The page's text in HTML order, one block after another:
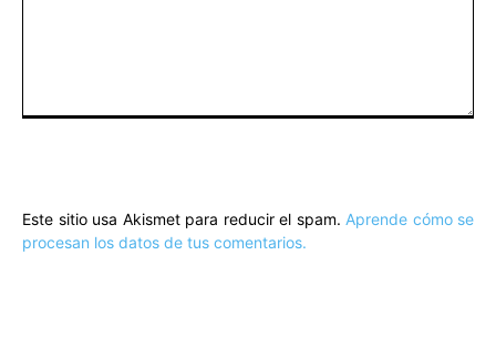
Este sitio usa Akismet para reducir el spam. Aprende cómo se
procesan los datos de tus comentarios.